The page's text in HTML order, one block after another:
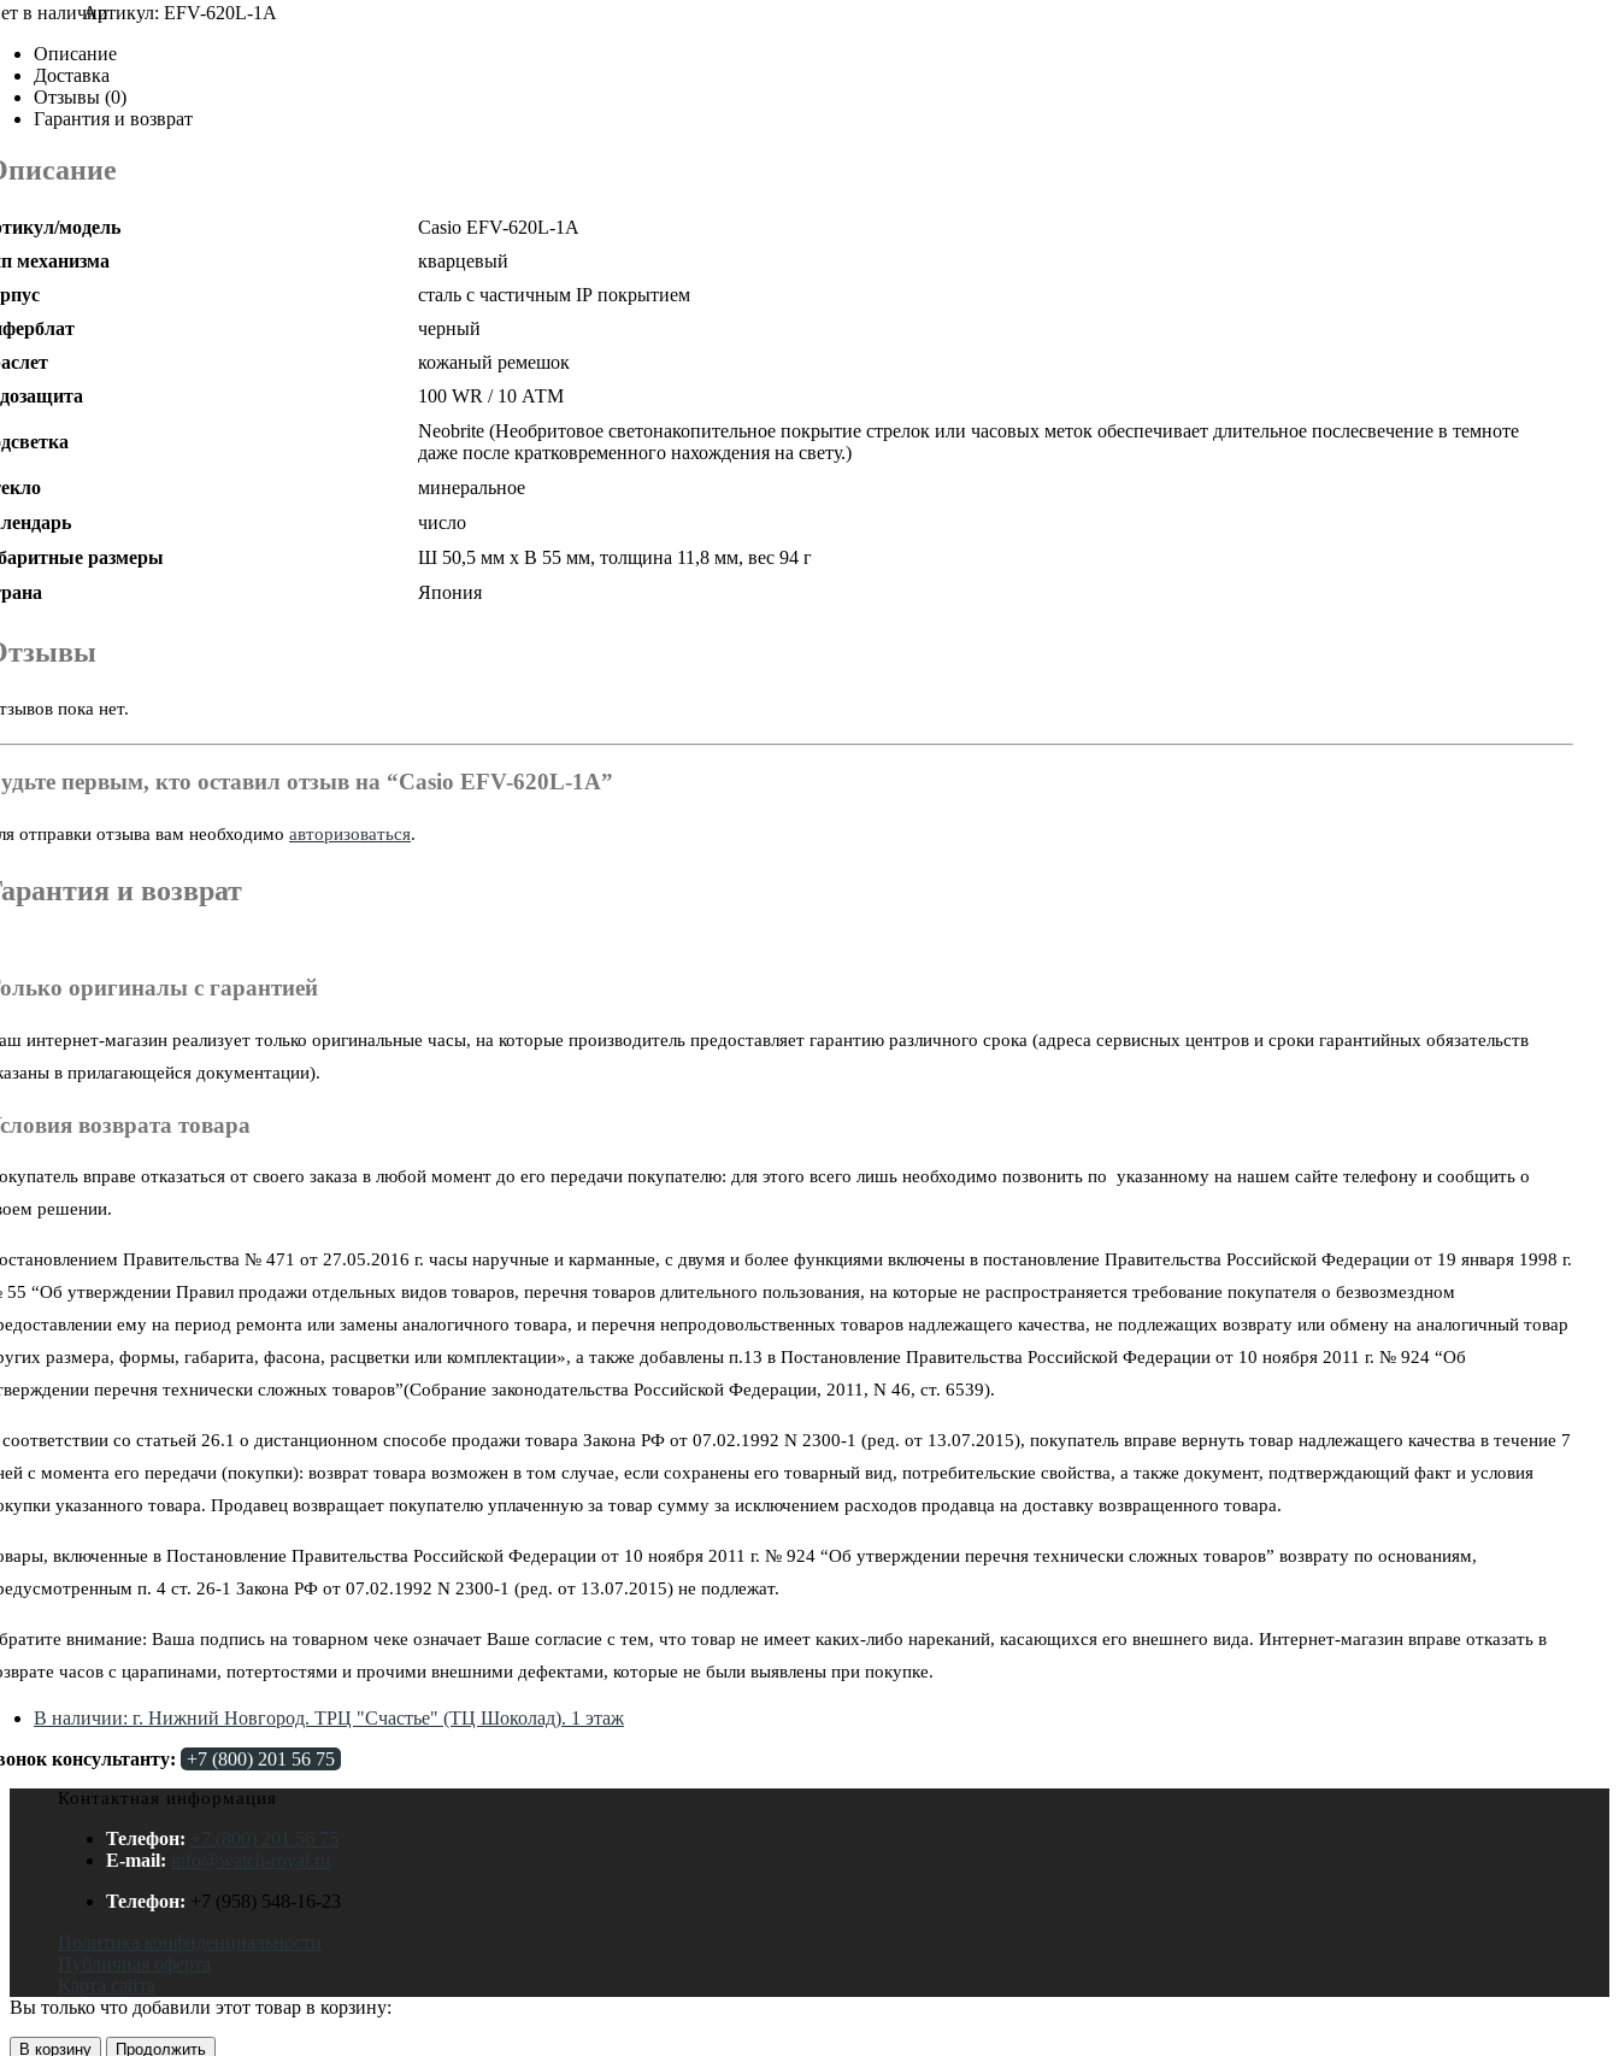
Артикул: EFV-620L-1A
Описание
Доставка
Отзывы (0)
Гарантия и возврат
модель
Casio EFV-620L-1A
механизма
кварцевый
сталь c частичным IP покрытием
черный
кожаный ремешок
100 WR / 10 АТМ
Neobrite (Необритовое светонакопительное покрытие стрелок или часовых меток обеспечивает длительное послесвечение в темноте
даже после кратковременного нахождения на свету.)
минеральное
число
размеры
Ш 50,5 мм x В 55 мм, толщина 11,8 мм, вес 94 г
Япония
пока нет.
первым, кто оставил отзыв на “Casio EFV-620L-1A”
отправки отзыва вам необходимо авторизоваться.
и возврат
оригиналы с гарантией
интернет-магазин реализует только оригинальные часы, на которые производитель предоставляет гарантию различного срока (адреса сервисных центров и сроки гарантийных обязательств
в прилагающейся документации).
возврата товара
вправе отказаться от своего заказа в любой момент до его передачи покупателю: для этого всего лишь необходимо позвонить по указанному на нашем сайте телефону и сообщить о
решении.
Правительства № 471 от 27.05.2016 г. часы наручные и карманные, с двумя и более функциями включены в постановление Правительства Российской Федерации от 19 января 1998 г.
“Об утверждении Правил продажи отдельных видов товаров, перечня товаров длительного пользования, на которые не распространяется требование покупателя о безвозмездном
ему на период ремонта или замены аналогичного товара, и перечня непродовольственных товаров надлежащего качества, не подлежащих возврату или обмену на аналогичный товар
размера, формы, габарита, фасона, расцветки или комплектации», а также добавлены п.13 в Постановление Правительства Российской Федерации от 10 ноября 2011 г. № 924 “Об
перечня технически сложных товаров”(Собрание законодательства Российской Федерации, 2011, N 46, ст. 6539).
со статьей 26.1 о дистанционном способе продажи товара Закона РФ от 07.02.1992 N 2300-1 (ред. от 13.07.2015), покупатель вправе вернуть товар надлежащего качества в течение 7
с момента его передачи (покупки): возврат товара возможен в том случае, если сохранены его товарный вид, потребительские свойства, а также документ, подтверждающий факт и условия
указанного товара. Продавец возвращает покупателю уплаченную за товар сумму за исключением расходов продавца на доставку возвращенного товара.
включенные в Постановление Правительства Российской Федерации от 10 ноября 2011 г. № 924 “Об утверждении перечня технически сложных товаров” возврату по основаниям,
п. 4 ст. 26-1 Закона РФ от 07.02.1992 N 2300-1 (ред. от 13.07.2015) не подлежат.
внимание: Ваша подпись на товарном чеке означает Ваше согласие с тем, что товар не имеет каких-либо нареканий, касающихся его внешнего вида. Интернет-магазин вправе отказать в
часов с царапинами, потертостями и прочими внешними дефектами, которые не были выявлены при покупке.
В наличии: г. Нижний Новгород. ТРЦ "Счастье" (ТЦ Шоколад). 1 этаж
консультанту: +7 (800) 201 56 75
Контактная информация
Телефон:
+7 (800) 201 56 75
E-mail:
Телефон: +7 (958) 548-16-23
Карта сайта
Вы только что добавили этот товар в корзину:
В корзину Продолжить